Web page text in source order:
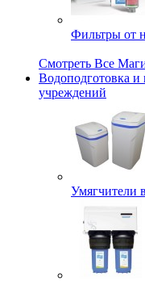
Фильтры от
Смотреть Все
Водоподготовка и
учреждений
Умягчители